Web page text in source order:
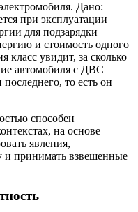
Дано:
при эксплуатации
для подзарядки
и стоимость одного
класс увидит, за сколько
автомобиля с ДВС
то есть он
способен
на основе
явления,
и принимать взвешенные